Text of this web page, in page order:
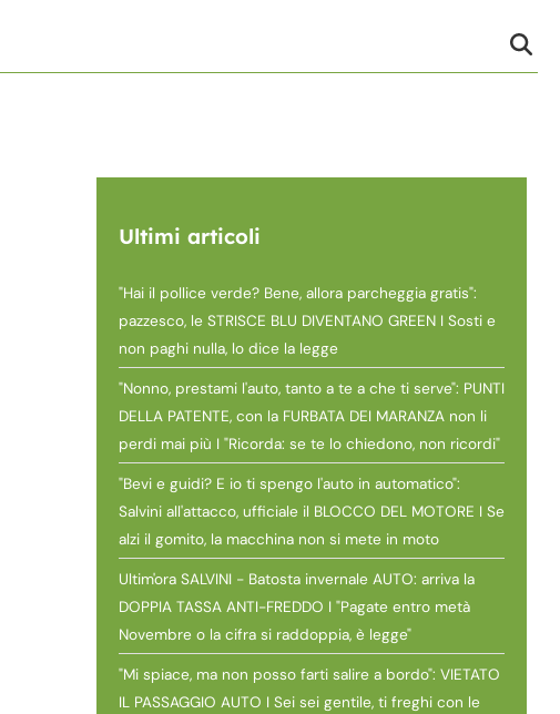
Ultimi articoli
"Hai il pollice verde? Bene, allora parcheggia gratis":
pazzesco, le STRISCE BLU DIVENTANO GREEN I Sosti e
non paghi nulla, lo dice la legge
"Nonno, prestami l'auto, tanto a te a che ti serve": PUNTI
DELLA PATENTE, con la FURBATA DEI MARANZA non li
perdi mai più I "Ricorda: se te lo chiedono, non ricordi"
"Bevi e guidi? E io ti spengo l'auto in automatico":
Salvini all'attacco, ufficiale il BLOCCO DEL MOTORE I Se
alzi il gomito, la macchina non si mete in moto
Ultim'ora SALVINI - Batosta invernale AUTO: arriva la
DOPPIA TASSA ANTI-FREDDO I "Pagate entro metà
Novembre o la cifra si raddoppia, è legge"
"Mi spiace, ma non posso farti salire a bordo": VIETATO
IL PASSAGGIO AUTO I Sei sei gentile, ti freghi con le